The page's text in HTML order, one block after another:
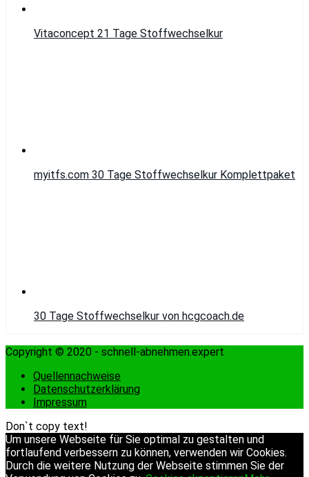
Vitaconcept 21 Tage Stoffwechselkur
myitfs.com 30 Tage Stoffwechselkur Komplettpaket
30 Tage Stoffwechselkur von hcgcoach.de
Copyright © 2020 - schnell-abnehmen.expert
Quellennachweise
Datenschutzerklärung
Impressum
Don`t copy text!
Um unsere Webseite für Sie optimal zu gestalten und
fortlaufend verbessern zu können, verwenden wir Cookies.
Durch die weitere Nutzung der Webseite stimmen Sie der